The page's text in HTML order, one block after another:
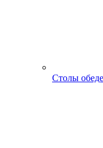
Столы